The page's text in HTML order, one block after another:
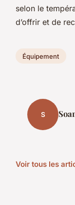
selon le
d’offrir et de
Équipement
S
Voir tous les